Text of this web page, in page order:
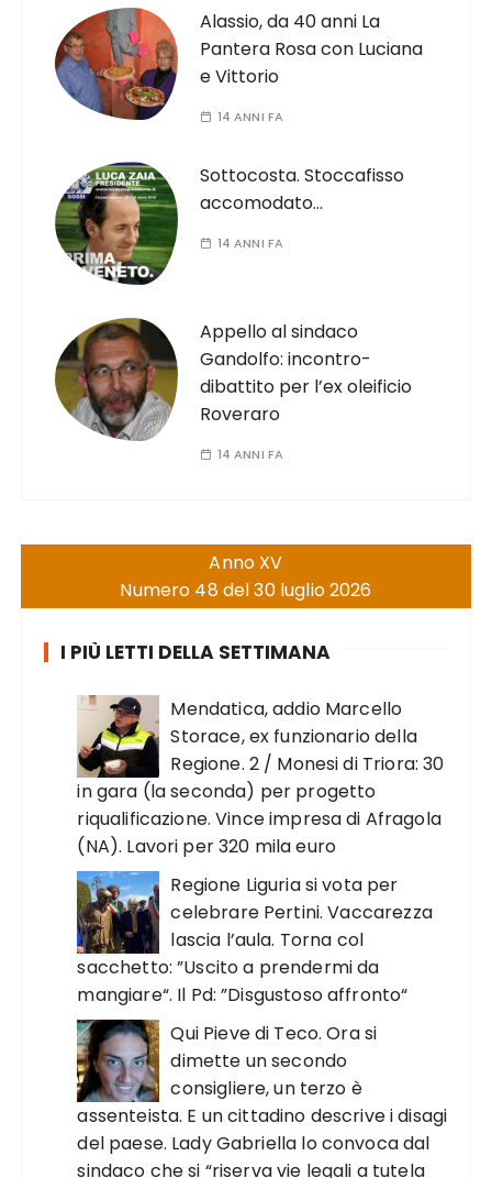
Alassio, da 40 anni La
Pantera Rosa con Luciana
e Vittorio
14 ANNI FA
Sottocosta. Stoccafisso
accomodato…
14 ANNI FA
Appello al sindaco
Gandolfo: incontro-
dibattito per l’ex oleificio
Roveraro
14 ANNI FA
Anno XV
Numero 48 del 30 luglio 2026
I PIÙ LETTI DELLA SETTIMANA
Mendatica, addio Marcello
Storace, ex funzionario della
Regione. 2 / Monesi di Triora: 30
in gara (la seconda) per progetto
riqualificazione. Vince impresa di Afragola
(NA). Lavori per 320 mila euro
Regione Liguria si vota per
celebrare Pertini. Vaccarezza
lascia l’aula. Torna col
sacchetto: ”Uscito a prendermi da
mangiare“. Il Pd: ”Disgustoso affronto“
Qui Pieve di Teco. Ora si
dimette un secondo
consigliere, un terzo è
assenteista. E un cittadino descrive i disagi
del paese. Lady Gabriella lo convoca dal
sindaco che si “riserva vie legali a tutela